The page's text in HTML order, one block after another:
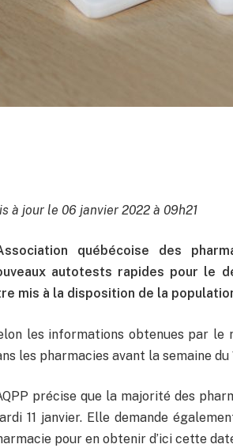
à jour le 06 janvier 2022 à 09h21
québécoise des
autotests rapides pour le
mis à la disposition de la
les informations obtenues par le
les pharmacies avant la semaine du
précise que la majorité des
11 janvier. Elle demande
pour en obtenir d’ici cette